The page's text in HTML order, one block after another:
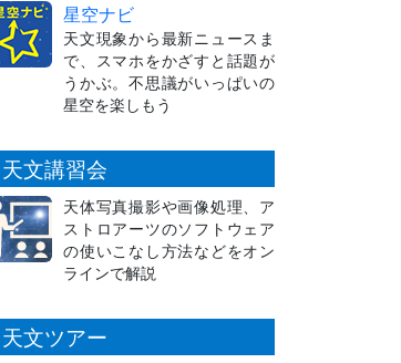
星空ナビ
天文現象から最新ニュースま
で、スマホをかざすと話題が
うかぶ。不思議がいっぱいの
星空を楽しもう
天文講習会
天体写真撮影や画像処理、ア
ストロアーツのソフトウェア
の使いこなし方法などをオン
ラインで解説
天文ツアー